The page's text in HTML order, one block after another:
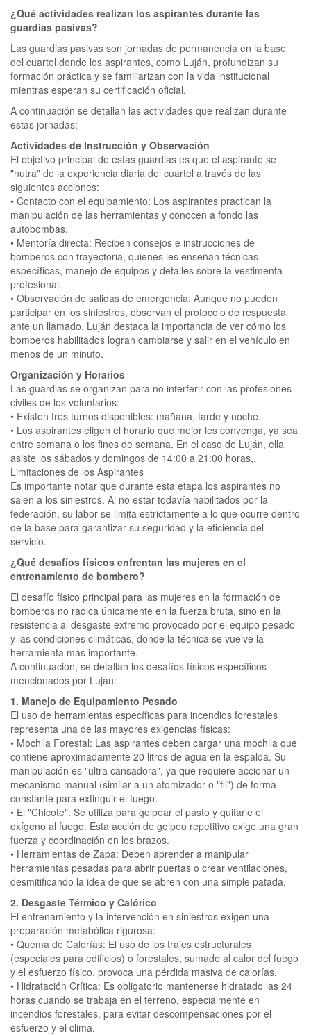
¿Qué actividades realizan los aspirantes durante las
guardias pasivas?
Las guardias pasivas son jornadas de permanencia en la base
del cuartel donde los aspirantes, como Luján, profundizan su
formación práctica y se familiarizan con la vida institucional
mientras esperan su certificación oficial.
A continuación se detallan las actividades que realizan durante
estas jornadas:
Actividades de Instrucción y Observación
El objetivo principal de estas guardias es que el aspirante se
"nutra" de la experiencia diaria del cuartel a través de las
siguientes acciones:
• Contacto con el equipamiento: Los aspirantes practican la
manipulación de las herramientas y conocen a fondo las
autobombas.
• Mentoría directa: Reciben consejos e instrucciones de
bomberos con trayectoria, quienes les enseñan técnicas
específicas, manejo de equipos y detalles sobre la vestimenta
profesional.
• Observación de salidas de emergencia: Aunque no pueden
participar en los siniestros, observan el protocolo de respuesta
ante un llamado. Luján destaca la importancia de ver cómo los
bomberos habilitados logran cambiarse y salir en el vehículo en
menos de un minuto.
Organización y Horarios
Las guardias se organizan para no interferir con las profesiones
civiles de los voluntarios:
• Existen tres turnos disponibles: mañana, tarde y noche.
• Los aspirantes eligen el horario que mejor les convenga, ya sea
entre semana o los fines de semana. En el caso de Luján, ella
asiste los sábados y domingos de 14:00 a 21:00 horas,.
Limitaciones de los Aspirantes
Es importante notar que durante esta etapa los aspirantes no
salen a los siniestros. Al no estar todavía habilitados por la
federación, su labor se limita estrictamente a lo que ocurre dentro
de la base para garantizar su seguridad y la eficiencia del
servicio.
¿Qué desafíos físicos enfrentan las mujeres en el
entrenamiento de bombero?
El desafío físico principal para las mujeres en la formación de
bomberos no radica únicamente en la fuerza bruta, sino en la
resistencia al desgaste extremo provocado por el equipo pesado
y las condiciones climáticas, donde la técnica se vuelve la
herramienta más importante.
A continuación, se detallan los desafíos físicos específicos
mencionados por Luján:
1. Manejo de Equipamiento Pesado
El uso de herramientas específicas para incendios forestales
representa una de las mayores exigencias físicas:
• Mochila Forestal: Las aspirantes deben cargar una mochila que
contiene aproximadamente 20 litros de agua en la espalda. Su
manipulación es "ultra cansadora", ya que requiere accionar un
mecanismo manual (similar a un atomizador o "fli") de forma
constante para extinguir el fuego.
• El "Chicote": Se utiliza para golpear el pasto y quitarle el
oxígeno al fuego. Esta acción de golpeo repetitivo exige una gran
fuerza y coordinación en los brazos.
• Herramientas de Zapa: Deben aprender a manipular
herramientas pesadas para abrir puertas o crear ventilaciones,
desmitificando la idea de que se abren con una simple patada.
2. Desgaste Térmico y Calórico
El entrenamiento y la intervención en siniestros exigen una
preparación metabólica rigurosa:
• Quema de Calorías: El uso de los trajes estructurales
(especiales para edificios) o forestales, sumado al calor del fuego
y el esfuerzo físico, provoca una pérdida masiva de calorías.
• Hidratación Crítica: Es obligatorio mantenerse hidratado las 24
horas cuando se trabaja en el terreno, especialmente en
incendios forestales, para evitar descompensaciones por el
esfuerzo y el clima.